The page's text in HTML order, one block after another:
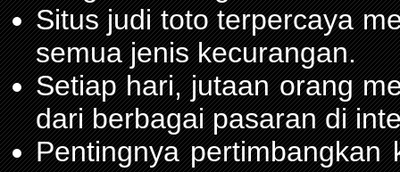
Situs judi toto terpercaya
semua jenis kecurangan.
Setiap hari, jutaan orang
dari berbagai pasaran di
Pentingnya pertimbangkan